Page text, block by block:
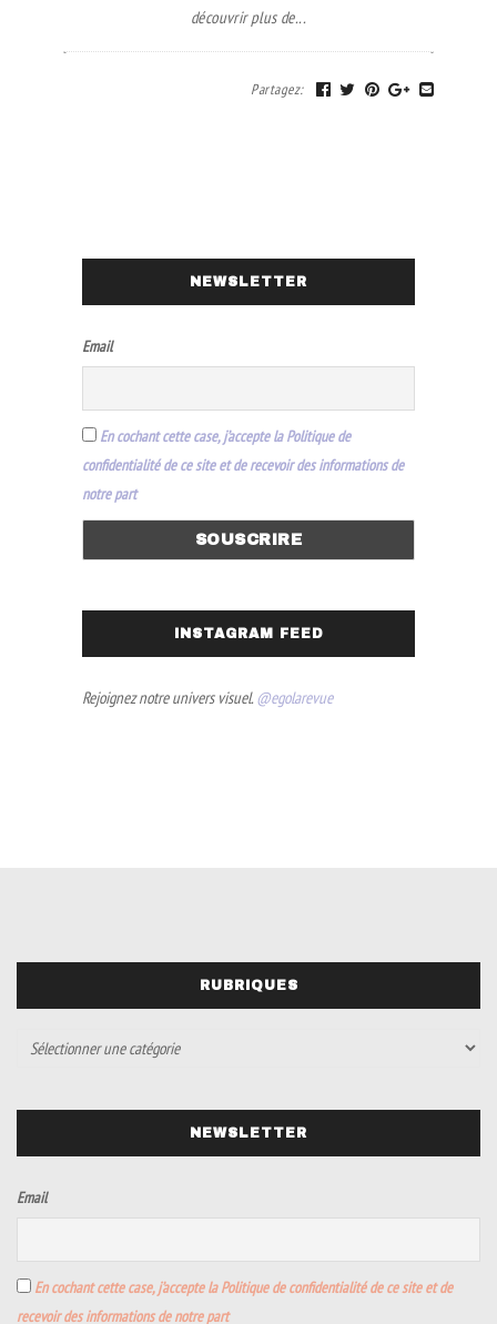
découvrir plus de...
Partagez:
NEWSLETTER
Email
En cochant cette case, j’accepte la Politique de
confidentialité de ce site et de recevoir des informations de
notre part
INSTAGRAM FEED
Rejoignez notre univers visuel. @egolarevue
RUBRIQUES
NEWSLETTER
Email
En cochant cette case, j’accepte la Politique de confidentialité de ce site et de
recevoir des informations de notre part